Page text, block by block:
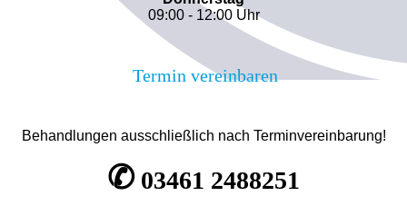
09:00 - 12:00 Uhr
Termin vereinbaren
Behandlungen ausschließlich nach Terminvereinbarung!
✆03461 2488251